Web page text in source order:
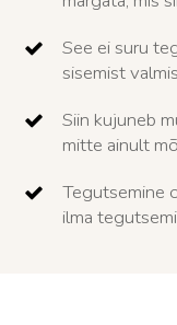
See ei suru
sisemist
Siin kujuneb
mitte ainult
Tegutsemine
ilma